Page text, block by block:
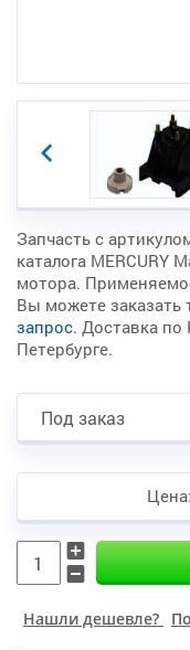
Запчасть с
каталога MERCURY
мотора.
Вы можете заказать
запрос. Доставка
Петербурге.
Под заказ
Цена:
Нашли дешевле?